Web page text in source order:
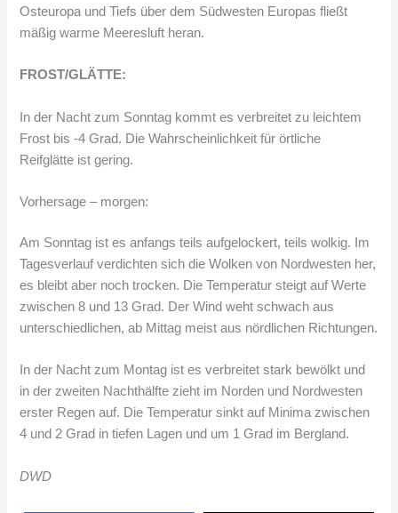
Osteuropa und Tiefs über dem Südwesten Europas fließt
mäßig warme Meeresluft heran.
FROST/GLÄTTE:
In der Nacht zum Sonntag kommt es verbreitet zu leichtem
Frost bis -4 Grad. Die Wahrscheinlichkeit für örtliche
Reifglätte ist gering.
Vorhersage – morgen:
Am Sonntag ist es anfangs teils aufgelockert, teils wolkig. Im
Tagesverlauf verdichten sich die Wolken von Nordwesten her,
es bleibt aber noch trocken. Die Temperatur steigt auf Werte
zwischen 8 und 13 Grad. Der Wind weht schwach aus
unterschiedlichen, ab Mittag meist aus nördlichen Richtungen.
In der Nacht zum Montag ist es verbreitet stark bewölkt und
in der zweiten Nachthälfte zieht im Norden und Nordwesten
erster Regen auf. Die Temperatur sinkt auf Minima zwischen
4 und 2 Grad in tiefen Lagen und um 1 Grad im Bergland.
DWD